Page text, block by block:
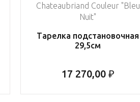
Chateaubriand Couleur "Bleu
Nuit"
Тарелка подстановочная
29,5см
17 270,00 ₽